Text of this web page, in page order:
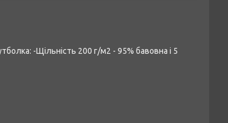
-Щільність 200 г/м2 - 95% бавовна і 5